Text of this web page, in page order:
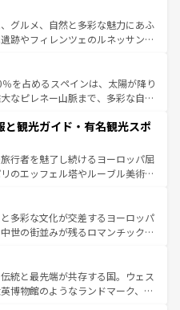
グルメ、自然と多彩な魅力にあふ
跡やフィレンツェのルネッサンス
い田園風景やアマルフィ海岸の絶
せない。観光の合間には、本場の
のイタリア料理を堪能することも
、忘れられない旅をしてみよう！
報は
を占めるスペインは、太陽が降り
なピレネー山脈まで、多彩な自然
、情熱的なフラメンコ、熱気あふ
いタパスが生活の一部となってい
練された雰囲気や、バルセロナの
、地方では古代ローマ遺跡や中世
や気候が異なるスペインはその個
性で訪れる人を魅了する。 なお、新着のスペイン情報は コ
ほしい。
と観光ガイド・有名観光スポ
行者を魅了し続けるヨーロッパ屈
のエッフェル塔やルーブル美術館
ている。華麗な宮殿、歴史的な大
して豊かな自然が、訪れる者を心
ランスは美食の国としても知ら
地であるランス、プロヴァンスの
ど、多彩な楽しみ方が可能だ。さ
も魅力が溢れており、どの街角に
多彩な文化が交差するヨーロッパ
世の街並みが残るロマンチック街
を歩いても飽きることがない。ベ
イエルン州のアルプスの絶景、そ
ン畑といった風景は必見。ビール
統と最先端が共存する国。ウェス
博物館のようなランドマーク、歴